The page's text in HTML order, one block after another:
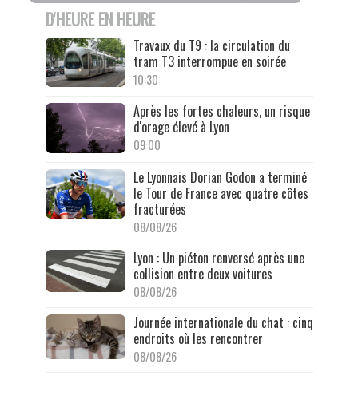
D'HEURE EN HEURE
Travaux du T9 : la circulation du
tram T3 interrompue en soirée
10:30
Après les fortes chaleurs, un risque
d'orage élevé à Lyon
09:00
Le Lyonnais Dorian Godon a terminé
le Tour de France avec quatre côtes
fracturées
08/08/26
Lyon : Un piéton renversé après une
collision entre deux voitures
08/08/26
Journée internationale du chat : cinq
endroits où les rencontrer
08/08/26